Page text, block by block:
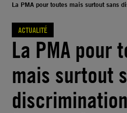
La PMA pour toutes mais surtout sans
ACTUALITÉ
La PMA pour
mais surtout
discrimination